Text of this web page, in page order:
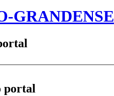
GRANDENSE
portal